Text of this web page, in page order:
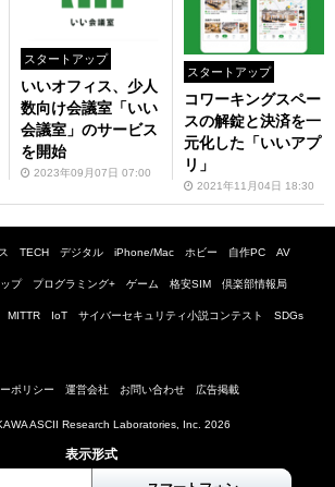
スタートアップ
いいオフィス、少人
数向け会議室「いい
会議室」のサービス
を開始
2023年09月07日 07:00
スタートアップ
コワーキングスペー
スの解錠と決済を一
元化した「いいアプ
リ」
2021年11月04日 18:30
TECH デジタル iPhone/Mac ホビー 自作PC AV
プ プログラミング+ ゲーム 格安SIM 倶楽部情報局
MITTR IoT サイバーセキュリティ小説コンテスト SDGs
ポリシー 運営会社 お問い合わせ 広告掲載
ASCII Research Laboratories, Inc. 2026
表示形式